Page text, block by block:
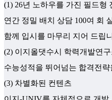
(1) 26년 노하우를 가진 필드형
연간 정밀 배치 상담 100여 회
함께 입시를 마무리 지어 드립
(2) 이지올댓수시 학력개발연
수능성적을 뛰어넘는 합격전
(3) 차별화된 컨텐츠